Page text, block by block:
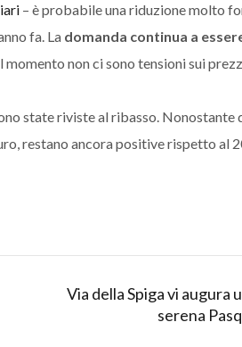
– è probabile una riduzione molto
fa. La domanda continua a
non ci sono tensioni sui
state riviste al ribasso.
restano ancora positive rispetto al
Via della Spiga vi augura
serena